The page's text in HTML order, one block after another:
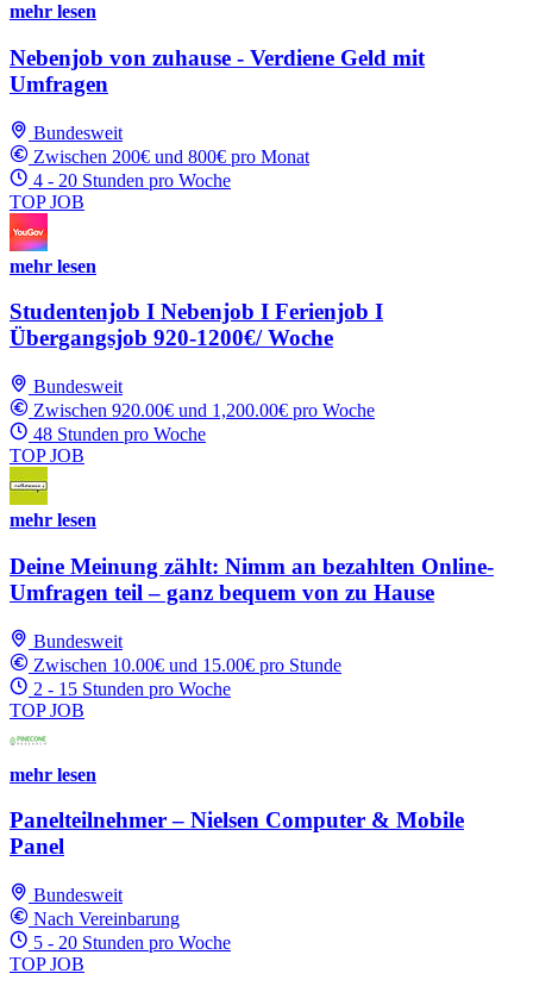
mehr lesen
Nebenjob von zuhause - Verdiene Geld mit
Umfragen
Bundesweit
Zwischen 200€ und 800€ pro Monat
4 - 20 Stunden pro Woche
TOP JOB
mehr lesen
Studentenjob I Nebenjob I Ferienjob I
Übergangsjob 920-1200€/ Woche
Bundesweit
Zwischen 920.00€ und 1,200.00€ pro Woche
48 Stunden pro Woche
TOP JOB
mehr lesen
Deine Meinung zählt: Nimm an bezahlten Online-
Umfragen teil – ganz bequem von zu Hause
Bundesweit
Zwischen 10.00€ und 15.00€ pro Stunde
2 - 15 Stunden pro Woche
TOP JOB
mehr lesen
Panelteilnehmer – Nielsen Computer & Mobile
Panel
Bundesweit
Nach Vereinbarung
5 - 20 Stunden pro Woche
TOP JOB